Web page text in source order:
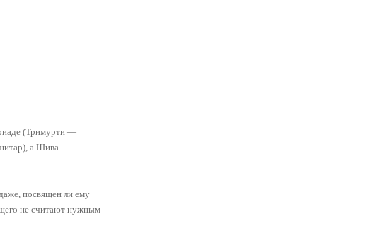
(Тримурти —
а Шива —
посвящен ли ему
не считают нужным